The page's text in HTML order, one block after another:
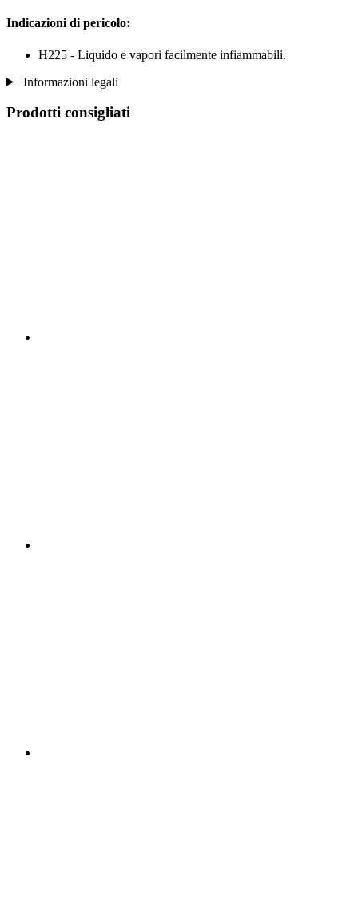
Indicazioni di pericolo:
H225 - Liquido e vapori facilmente infiammabili.
Informazioni legali
Prodotti consigliati